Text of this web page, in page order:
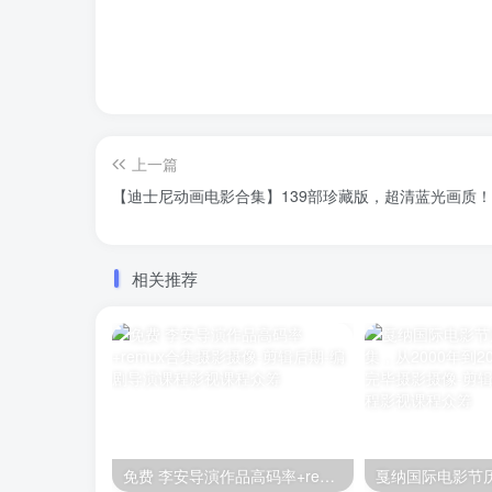
上一篇
【迪士尼动画电影合集】139部珍藏版，超清蓝光画质
相关推荐